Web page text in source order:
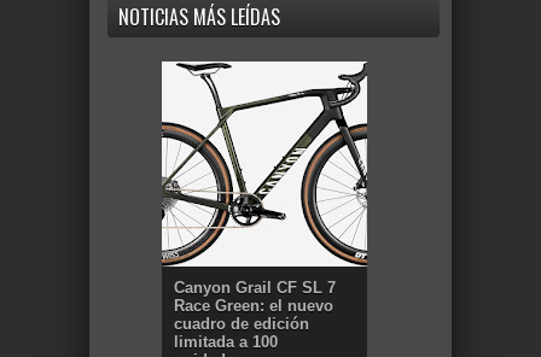
NOTICIAS MÁS LEÍDAS
Canyon Grail CF SL 7
Race Green: el nuevo
cuadro de edición
limitada a 100